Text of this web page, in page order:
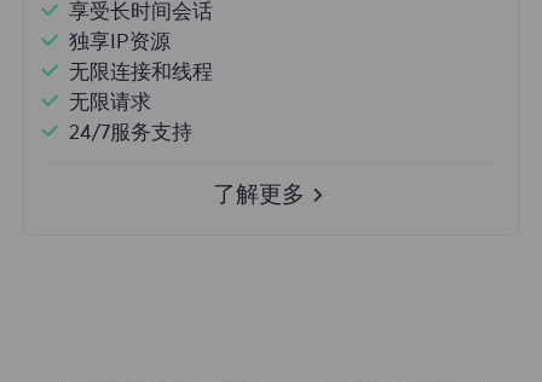
享受长时间会话
独享IP资源
无限连接和线程
无限请求
24/7服务支持
了解更多